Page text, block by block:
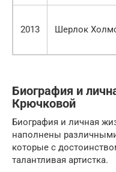
2013 Шерлок
Биография и
Крючковой
Биография и личная
наполнены
которые с
талантливая артистка.